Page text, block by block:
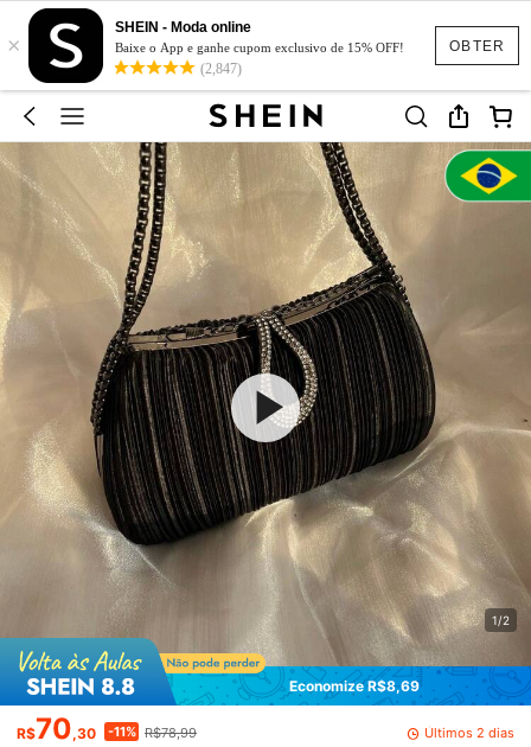
OBTER
×
SHEIN - Moda online
Baixe o App e ganhe cupom exclusivo de 15% OFF!
(2,847)
1/2
Economize R$8,69
R$70,30 -11% R$78,99 Últimos 2 dias